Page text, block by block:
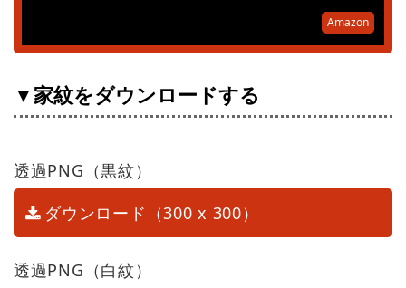
Amazon
▼家紋をダウンロードする
透過PNG（黒紋）
ダウンロード（300 x 300）
透過PNG（白紋）